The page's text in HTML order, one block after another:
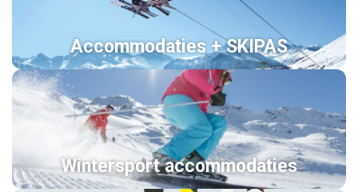
Accommodaties + SKIPAS
Wintersport accommodaties